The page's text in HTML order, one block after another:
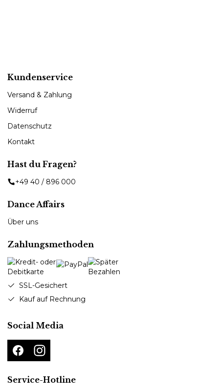
Kundenservice
Versand & Zahlung
Widerruf
Datenschutz
Kontakt
Hast du Fragen?
+49 40 / 896 000
Dance Affairs
Über uns
Zahlungsmethoden
SSL-Gesichert
Kauf auf Rechnung
Social Media
Service-Hotline